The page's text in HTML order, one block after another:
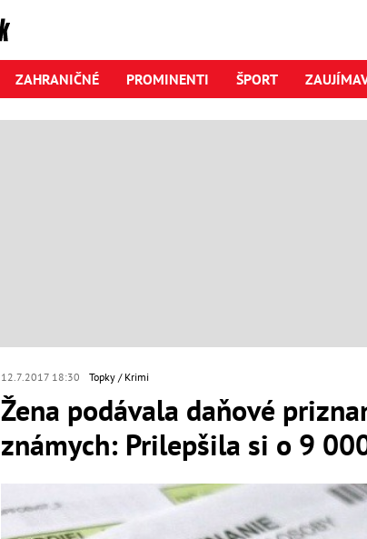
ZAHRANIČNÉ PROMINENTI ŠPORT
12.7.2017 18:30 Topky Krimi
Žena podávala daňové
známych: Prilepšila si o 9